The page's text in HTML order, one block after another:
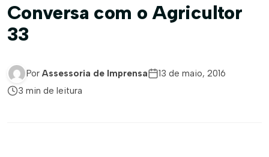
Conversa com o Agricultor
33
Por Assessoria de Imprensa
13 de maio, 2016
3 min de leitura